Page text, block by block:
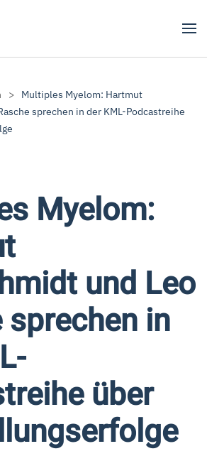
springen
Multiples Myelom: Hartmut
sprechen in der KML-Podcastreihe
Myelom:
und Leo
sprechen in
über